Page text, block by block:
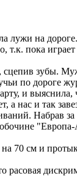
на
т.к. пока
зубы.
по дороге
и
нас и так
Набрав
и